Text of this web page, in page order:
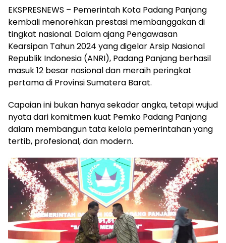
EKSPRESNEWS – Pemerintah Kota Padang Panjang
kembali menorehkan prestasi membanggakan di
tingkat nasional. Dalam ajang Pengawasan
Kearsipan Tahun 2024 yang digelar Arsip Nasional
Republik Indonesia (ANRI), Padang Panjang berhasil
masuk 12 besar nasional dan meraih peringkat
pertama di Provinsi Sumatera Barat.
Capaian ini bukan hanya sekadar angka, tetapi wujud
nyata dari komitmen kuat Pemko Padang Panjang
dalam membangun tata kelola pemerintahan yang
tertib, profesional, dan modern.